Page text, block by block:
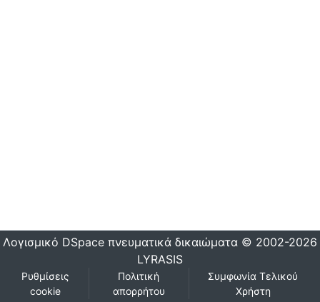
Λογισμικό DSpace πνευματικά δικαιώματα © 2002-2026
LYRASIS
Ρυθμίσεις
cookie
Πολιτική
απορρήτου
Συμφωνία Τελικού
Χρήστη